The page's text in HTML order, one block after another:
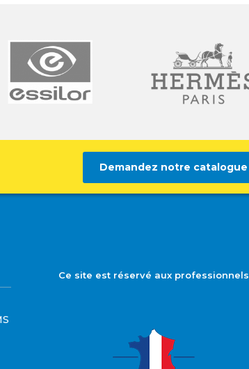
Demandez notre catalogue
Ce site est réservé aux professionnels